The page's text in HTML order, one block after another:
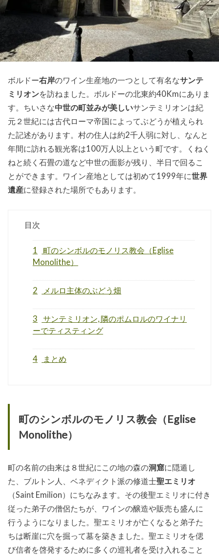
ボルドー右岸のワイン生産地の一つとして有名なサンテ
ミリオンを訪ねました。ボルドーの北東約40Kmにありま
す。ちいさな中世の町並みが美しいサンテミリオンは紀
元２世紀には古代ローマ帝国によってぶどうが植えられ
た記述があります。村の住人は約2千人弱に対し、なんと
年間に訪れる観光客は100万人以上という町です。くねく
ねと続く石畳の道など中世の面影が残り、半日で回るこ
とができます。ワイン産地としては初めて1999年に世界
遺産に登録された場所でもあります。
目次
1
町のシンボルのモノリス教会（Eglise
Monolithe）
2 メルロ主体のぶどう畑
3 サンテミリオン, 隣のポムロルのワイナリ
ーでティスティング
4 まとめ
町のシンボルのモノリス教会（Eglise
Monolithe）
町の名前の由来は８世紀にこの地の森の洞窟に隠遁し
た、ブルトン人、ベネディクト派の修道士聖エミリオ
（Saint Emilion）にちなみます。その後聖エミリオに付き
従った弟子の僧侶たちが、ワインの醸造や販売も盛んに
行うようになりました。聖エミリオが亡くなると弟子た
ちは断崖に穴を掘って墓を築きました。聖エミリオを偲
び信者を啓発するために多くの巡礼者を受け入れること